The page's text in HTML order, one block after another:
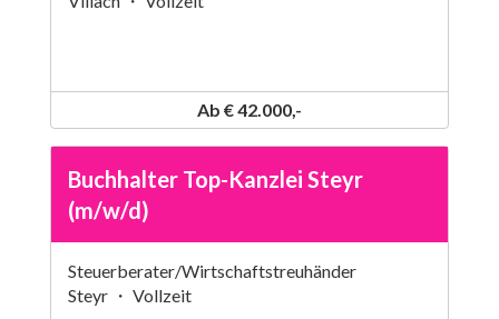
Ab € 42.000,-
Buchhalter Top-Kanzlei Steyr
(m/w/d)
Steuerberater/Wirtschaftstreuhänder
Steyr ・ Vollzeit